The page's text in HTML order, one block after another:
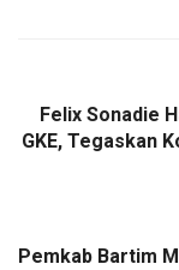
Felix Sonadie
GKE, Tegaskan
Pemkab Bartim